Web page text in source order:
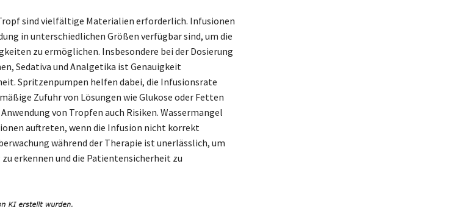
sind vielfältige Materialien erforderlich. Infusionen
in unterschiedlichen Größen verfügbar sind, um die
zu ermöglichen. Insbesondere bei der Dosierung
Sedativa und Analgetika ist Genauigkeit
Spritzenpumpen helfen dabei, die Infusionsrate
Zufuhr von Lösungen wie Glukose oder Fetten
von Tropfen auch Risiken. Wassermangel
auftreten, wenn die Infusion nicht korrekt
während der Therapie ist unerlässlich, um
erkennen und die Patientensicherheit zu